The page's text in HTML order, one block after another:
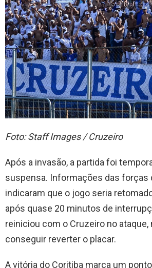
Foto: Staff Images / Cruzeiro
Após a invasão, a partida foi
suspensa. Informações das forças
indicaram que o jogo seria
após quase 20 minutos de
reiniciou com o Cruzeiro no ataque,
conseguir reverter o placar.
A vitória do Coritiba marca um